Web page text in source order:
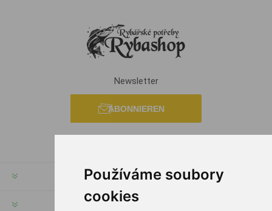
Používáme soubory
cookies
Newsletter
ABONNIEREN
RECHTE & FRISTEN
KUNDENSERVICE